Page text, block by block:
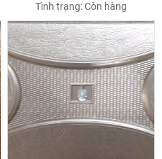
Tình trạng:Còn hàng